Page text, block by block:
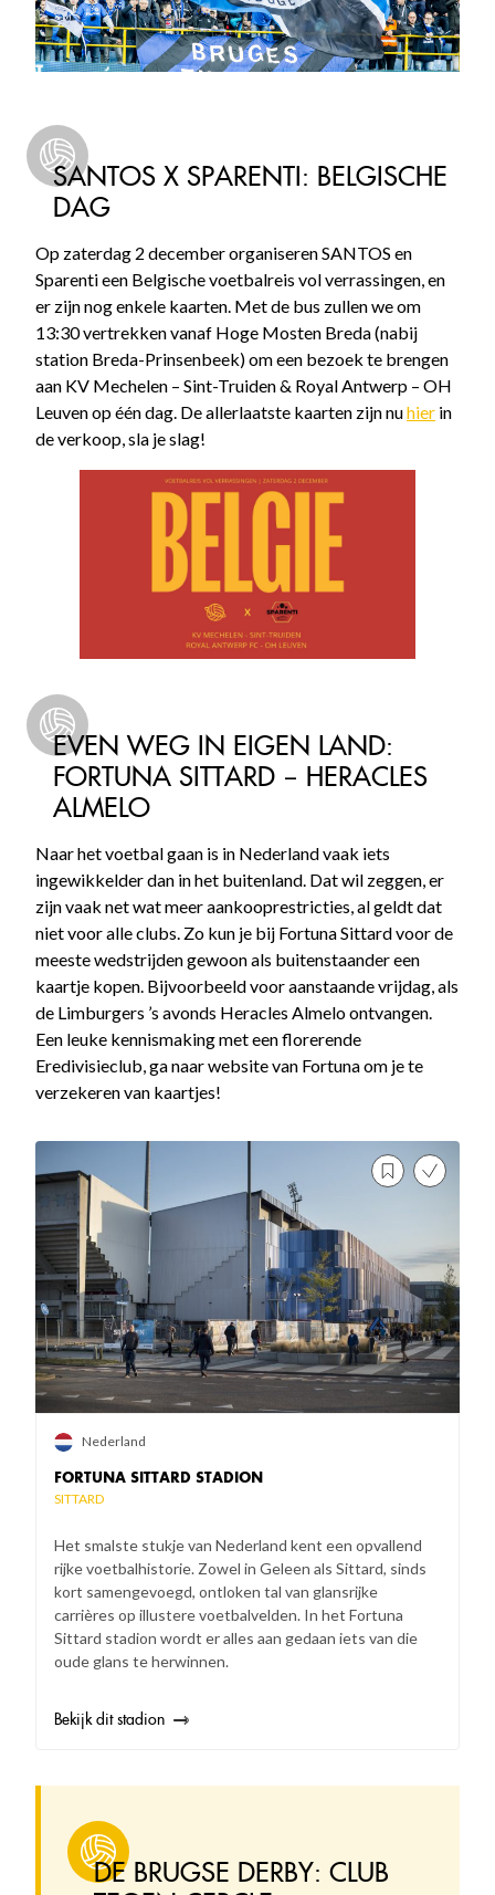
SANTOS X SPARENTI: BELGISCHE
DAG
Op zaterdag 2 december organiseren SANTOS en
Sparenti een Belgische voetbalreis vol verrassingen, en
er zijn nog enkele kaarten. Met de bus zullen we om
13:30 vertrekken vanaf Hoge Mosten Breda (nabij
station Breda-Prinsenbeek) om een bezoek te brengen
aan KV Mechelen – Sint-Truiden & Royal Antwerp – OH
Leuven op één dag. De allerlaatste kaarten zijn nuhier in
de verkoop, sla je slag!
EVEN WEG IN EIGEN LAND:
FORTUNA SITTARD – HERACLES
ALMELO
Naar het voetbal gaan is in Nederland vaak iets
ingewikkelder dan in het buitenland. Dat wil zeggen, er
zijn vaak net wat meer aankooprestricties, al geldt dat
niet voor alle clubs. Zo kun je bij Fortuna Sittard voor de
meeste wedstrijden gewoon als buitenstaander een
kaartje kopen. Bijvoorbeeld voor aanstaande vrijdag, als
de Limburgers ’s avonds Heracles Almelo ontvangen.
Een leuke kennismaking met een florerende
Eredivisieclub, ga naar website van Fortuna om je te
verzekeren van kaartjes!
FORTUNA SITTARD STADION
SITTARD
Het smalste stukje van Nederland kent een opvallend
rijke voetbalhistorie. Zowel in Geleen als Sittard, sinds
kort samengevoegd, ontloken tal van glansrijke
carrières op illustere voetbalvelden. In het Fortuna
Sittard stadion wordt er alles aan gedaan iets van die
oude glans te herwinnen.
Nederland
Bekijk dit stadion
DE BRUGSE DERBY: CLUB